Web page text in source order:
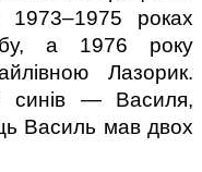
1973–1975 роках
а 1976 року
Лазорик.
синів — Василя,
Василь мав двох